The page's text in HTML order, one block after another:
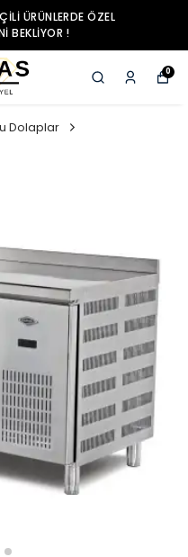
ÜRÜNLERDE ÖZEL
BEKLIYOR !
0
Dolaplar